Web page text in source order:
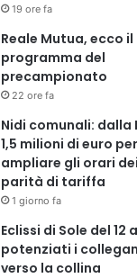
19 ore fa
Reale Mutua, ecco il
programma del
precampionato
22 ore fa
Nidi comunali: dalla
1,5 milioni di euro per
ampliare gli orari
parità di tariffa
1 giorno fa
Eclissi di Sole del 12
potenziati i
verso la collina